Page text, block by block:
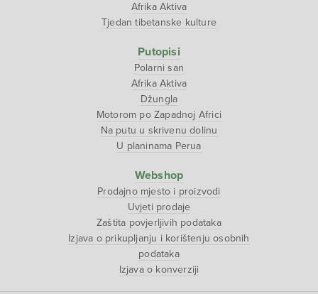
Afrika Aktiva
Tjedan tibetanske kulture
Putopisi
Polarni san
Afrika Aktiva
Džungla
Motorom po Zapadnoj Africi
Na putu u skrivenu dolinu
U planinama Perua
Webshop
Prodajno mjesto i proizvodi
Uvjeti prodaje
Zaštita povjerljivih podataka
Izjava o prikupljanju i korištenju osobnih
podataka
Izjava o konverziji